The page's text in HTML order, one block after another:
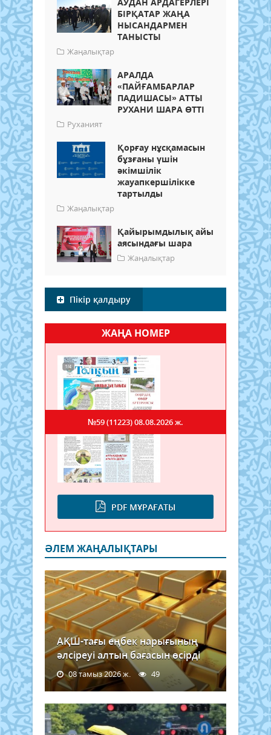
БІРҚАТАР ЖАҢА
НЫСАНДАРМЕН
ТАНЫСТЫ
Жаңалықтар
АРАЛДА
«ПАЙҒАМБАРЛАР
ПАДИШАСЫ» АТТЫ
РУХАНИ ШАРА ӨТТІ
Руханият
Қорғау нұсқамасын
бұзғаны үшін
әкімшілік
жауапкершілікке
тартылды
Жаңалықтар
Қайырымдылық айы
аясындағы шара
Жаңалықтар
Пікір қалдыру
ЖАҢА НОМЕР
PDF МҰРАҒАТЫ
№59 (11223)08.08.2026 ж.
ӘЛЕМ ЖАҢАЛЫҚТАРЫ
АҚШ-тағы еңбек нарығының
әлсіреуі алтын бағасын өсірді
08 тамыз 2026 ж. 49